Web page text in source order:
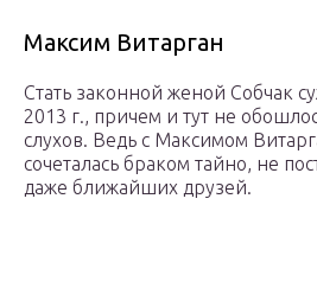
Максим Витарган
Стать законной женой Собчак
2013 г., причем и тут не
слухов. Ведь с Максимом
сочеталась браком тайно, не
даже ближайших друзей.